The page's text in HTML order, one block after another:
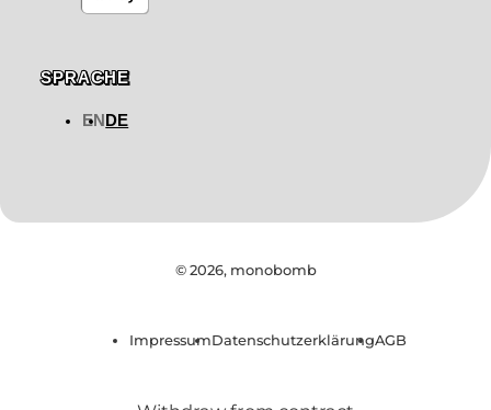
SPRACHE
EN DE
© 2026, monobomb
ImpressumDatenschutzerklärungAGB